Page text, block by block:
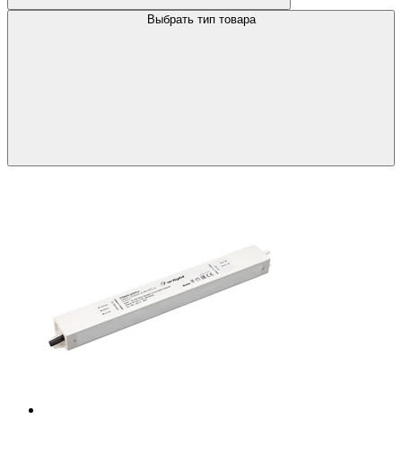
Выбрать тип товара